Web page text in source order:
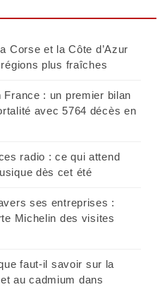
Corse et la Côte d’Azur
plus fraîches
France : un premier bilan
avec 5764 décès en
radio : ce qui attend
dès cet été
ses entreprises :
Michelin des visites
faut-il savoir sur la
au cadmium dans